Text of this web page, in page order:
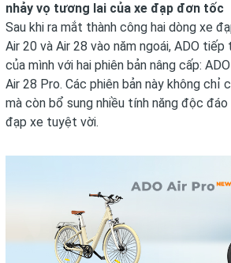
nhảy vọ tương lai của xe đạp đơn tốc
Sau khi ra mắt thành công hai dòng xe
Air 20 và Air 28 vào năm ngoái, ADO
của mình với hai phiên bản nâng cấp:
Air 28 Pro. Các phiên bản này không chỉ
mà còn bổ sung nhiều tính năng độc
đạp xe tuyệt vời.